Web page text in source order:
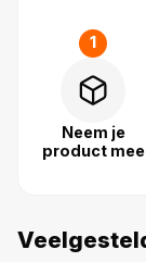
1
Neem je
product mee